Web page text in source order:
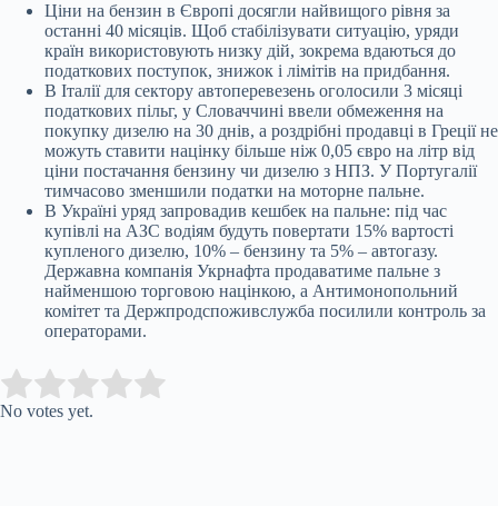
Ціни на бензин в Європі досягли найвищого рівня за
останні 40 місяців. Щоб стабілізувати ситуацію, уряди
країн використовують низку дій, зокрема вдаються до
податкових поступок, знижок і лімітів на придбання.
В Італії для сектору автоперевезень оголосили 3 місяці
податкових пільг, у Словаччині ввели обмеження на
покупку дизелю на 30 днів, а роздрібні продавці в Греції не
можуть ставити націнку більше ніж 0,05 євро на літр від
ціни постачання бензину чи дизелю з НПЗ. У Португалії
тимчасово зменшили податки на моторне пальне.
В Україні уряд запровадив кешбек на пальне: під час
купівлі на АЗС водіям будуть повертати 15% вартості
купленого дизелю, 10% – бензину та 5% – автогазу.
Державна компанія Укрнафта продаватиме пальне з
найменшою торговою націнкою, а Антимонопольний
комітет та Держпродспоживслужба посилили контроль за
операторами.
Rate this item:
No votes yet.